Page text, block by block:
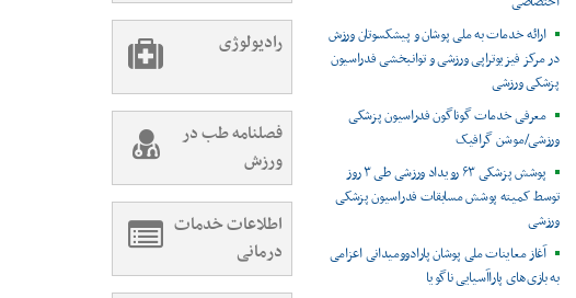
ارائه خدمات به ملی پوشان و پیشکسوتان ورزش
در مرکز فیزیوتراپی ورزشی و توانبخشی فدراسیون
پزشکی ورزشی
معرفی خدمات گوناگون فدراسیون پزشکی
ورزشی/موشن گرافیک
پوشش پزشکی ۶۳ رویداد ورزشی طی ۳ روز
توسط کمیته پوشش مسابقات فدراسیون پزشکی
ورزشی
آغاز معاینات ملی پوشان پارادوومیدانی اعزامی
به بازی‌های پاراآسیایی ناگویا
رادیولوژی
فصلنامه طب در
ورزش
اطلاعات خدمات
درمانی